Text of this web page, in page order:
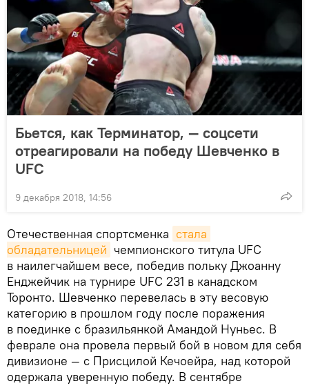
Бьется, как Терминатор, — соцсети
отреагировали на победу Шевченко в
UFC
9 декабря 2018, 14:56
Отечественная спортсменка стала
обладательницей чемпионского титула UFC
в наилегчайшем весе, победив польку Джоанну
Енджейчик на турнире UFC 231 в канадском
Торонто. Шевченко перевелась в эту весовую
категорию в прошлом году после поражения
в поединке с бразильянкой Амандой Нуньес. В
феврале она провела первый бой в новом для себя
дивизионе — с Присцилой Кечоейра, над которой
одержала уверенную победу. В сентябре